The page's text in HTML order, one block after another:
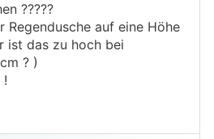
?????
Regendusche auf eine Höhe
ist das zu hoch bei
? )
!